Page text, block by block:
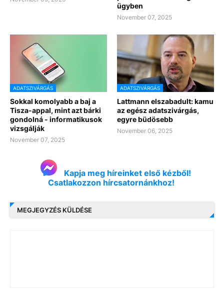
ügyben
November 07, 2025
ADATSZIVÁRGÁS
Sokkal komolyabb a baj a
Tisza-appal, mint azt bárki
gondolná - informatikusok
vizsgálják
November 07, 2025
ADATSZIVÁRGÁS
Lattmann elszabadult: kamu
az egész adatszivárgás,
egyre büdösebb
November 06, 2025
Kapja meg híreinket első kézből!
Csatlakozzon hírcsatornánkhoz!
MEGJEGYZÉS KÜLDÉSE